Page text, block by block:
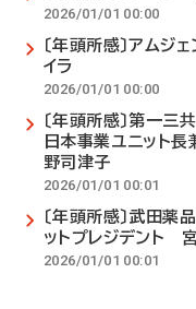
2026/01/01 00:00
〔年頭所感〕アム
イラ
2026/01/01 00:00
〔年頭所感〕第一三
日本事業ユニット
野司津子
2026/01/01 00:01
〔年頭所感〕武田薬
ットプレジデント
2026/01/01 00:01